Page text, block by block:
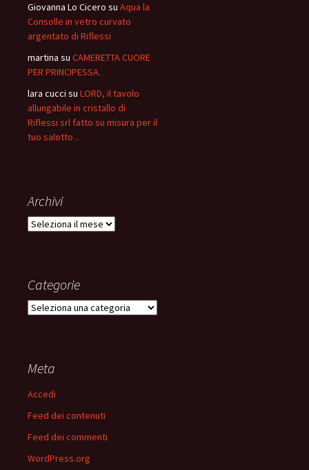
Giovanna Lo Cicero su Aqua la
Consolle in vetro curvato
argentato di Riflessi
martina su CAMERETTA CUORE
PER PRINCIPESSA.
lara cucci su LORD, il tavolo
allungabile in cristallo di
Riflessi srl fatto su misura per il
tuo salotto ..
Archivi
Archivi
Categorie
Categorie
Meta
Accedi
Feed dei contenuti
Feed dei commenti
WordPress.org